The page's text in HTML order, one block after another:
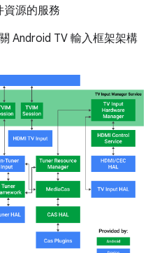
資源的服務
Android TV 輸入框架架構